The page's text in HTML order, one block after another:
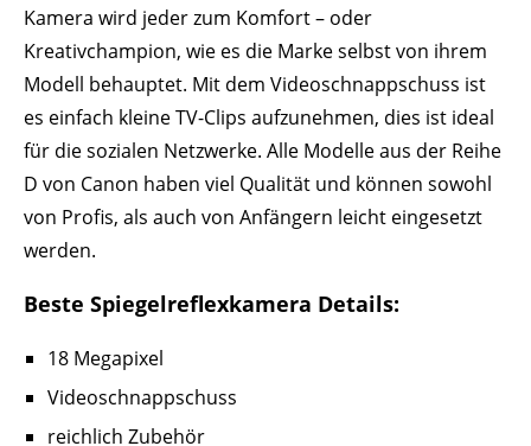
Kamera wird jeder zum Komfort – oder
Kreativchampion, wie es die Marke selbst von ihrem
Modell behauptet. Mit dem Videoschnappschuss ist
es einfach kleine TV-Clips aufzunehmen, dies ist ideal
für die sozialen Netzwerke. Alle Modelle aus der Reihe
D von Canon haben viel Qualität und können sowohl
von Profis, als auch von Anfängern leicht eingesetzt
werden.
Beste Spiegelreflexkamera Details:
18 Megapixel
Videoschnappschuss
reichlich Zubehör